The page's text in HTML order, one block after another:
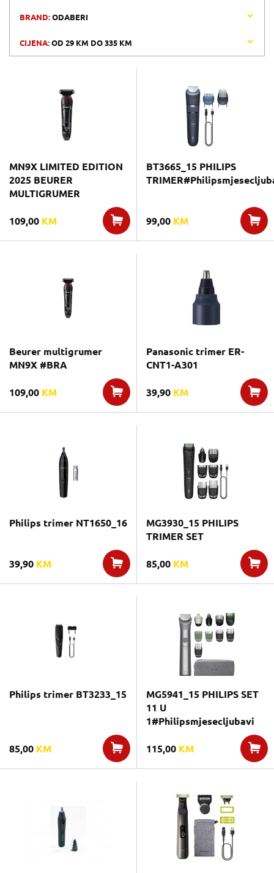
BRAND:ODABERI
CIJENA:OD 29 KM DO335 KM
MN9X LIMITED EDITION
2025 BEURER
MULTIGRUMER
109,00 KM
BT3665_15 PHILIPS
99,00 KM
Beurer multigrumer
MN9X #BRA
109,00 KM
Panasonic trimer ER-
CNT1-A301
39,90 KM
Philips trimer NT1650_16
39,90 KM
MG3930_15 PHILIPS
TRIMER SET
85,00 KM
Philips trimer BT3233_15
85,00 KM
MG5941_15 PHILIPS SET
11 U
1#Philipsmjesecljubavi
115,00 KM